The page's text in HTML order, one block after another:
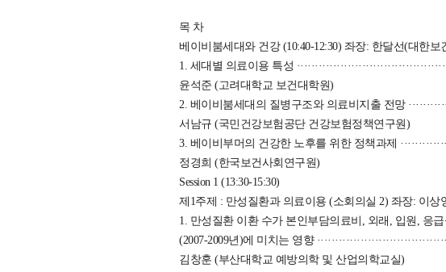
목 차
베이비붐세대와 건강 (10:40-12:30) 좌장: 한달선(대한보
1. 세대별 의료이용 특성
윤석준 (고려대학교 보건대학원)
2. 베이비붐세대의 질병구조와 의료비지출 전망
서남규 (국민건강보험공단 건강보험정책연구원)
3. 베이비부머의 건강한 노후를 위한 정책과제
정경희 (한국보건사회연구원)
Session 1 (13:30-15:30)
제1주제 : 만성질환과 의료이용 (소회의실 2) 좌장: 이상
1. 만성질환 이환 수가 본인부담의료비, 외래, 입원, 응
(2007-2009년)에 미치는 영향
김창훈 (부산대학교 예방의학 및 산업의학교실)